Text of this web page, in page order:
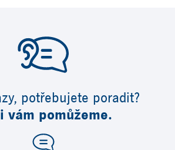
potřebujete poradit?
vám pomůžeme.